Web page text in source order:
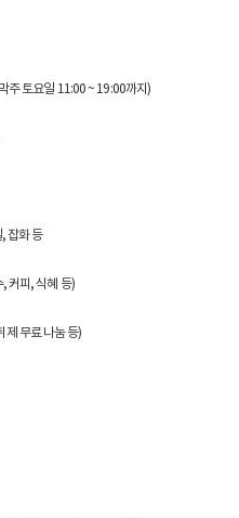
주 토요일 11:00 ~ 19:00까지)
잡화 등
커피, 식혜 등)
제 무료 나눔 등)